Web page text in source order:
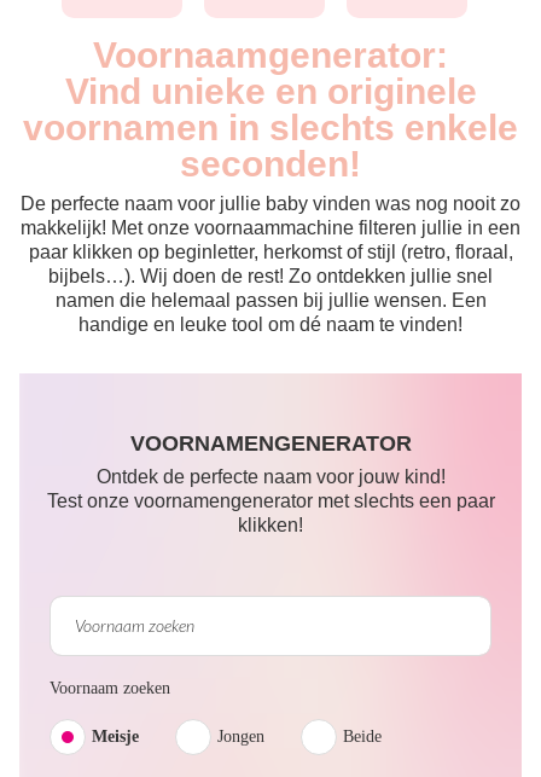
Voornaamgenerator:
Vind unieke en originele
voornamen in slechts enkele
seconden!
De perfecte naam voor jullie baby vinden was nog nooit zo
makkelijk! Met onze voornaammachine filteren jullie in een
paar klikken op beginletter, herkomst of stijl (retro, floraal,
bijbels…). Wij doen de rest! Zo ontdekken jullie snel
namen die helemaal passen bij jullie wensen. Een
handige en leuke tool om dé naam te vinden!
VOORNAMENGENERATOR
Ontdek de perfecte naam voor jouw kind!
Test onze voornamengenerator met slechts een paar
klikken!
Voornaam zoeken
Meisje Jongen Beide